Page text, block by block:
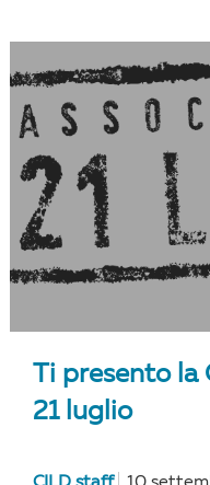
Ti presento la
21 luglio